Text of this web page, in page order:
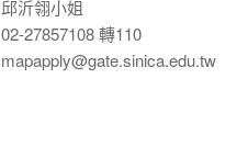
邱沂翎小姐
02-27857108 轉110
mapapply@gate.sinica.edu.tw